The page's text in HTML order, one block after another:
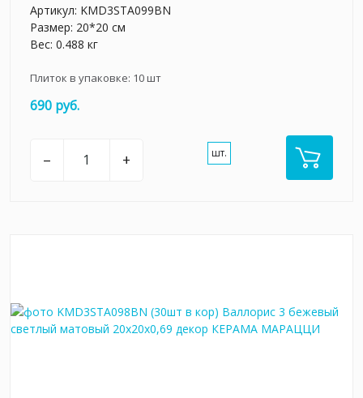
Артикул: KMD3STA099BN
Размер: 20*20 см
Вес: 0.488 кг
Плиток в упаковке: 10шт
690 руб.
– + шт.